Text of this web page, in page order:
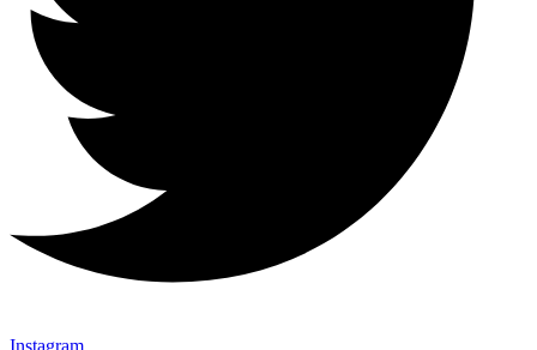
Instagram